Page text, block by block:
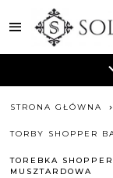
STRONA GŁÓWNA
TORBY SHOPPER
TOREBKA
MUSZTARDOWA